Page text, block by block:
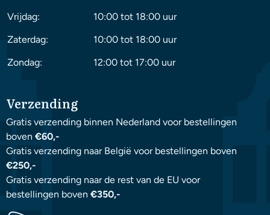
Vrijdag:
10:00 tot 18:00 uur
Zaterdag:
10:00 tot 18:00 uur
Zondag:
12:00 tot 17:00 uur
Verzending
Gratis verzending binnen Nederland voor bestellingen
boven €60,-
Gratis verzending naar België voor bestellingen boven
€250,-
Gratis verzending naar de rest van de EU voor
bestellingen boven €350,-